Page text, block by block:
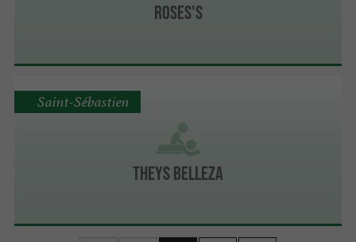
ROSES'S
Theys Belleza
Saint-Sébastien